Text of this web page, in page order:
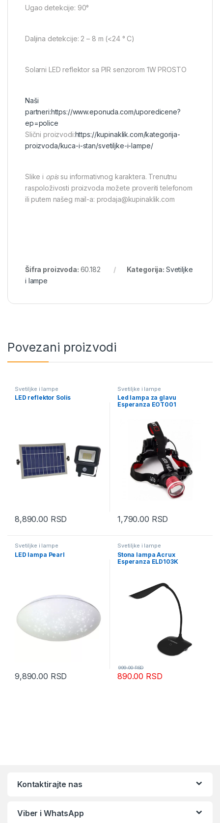
Ugao detekcije: 90°
Daljina detekcije: 2 – 8 m (<24 ° C)
Solarni LED reflektor sa PIR senzorom 1W PROSTO
Naši
partneri:https://www.eponuda.com/uporedicene?
ep=police
Slični proizvodi:https://kupinaklik.com/kategorija-
proizvoda/kuca-i-stan/svetiljke-i-lampe/
Slike i opissu informativnog karaktera. Trenutnu
raspoloživosti proizvoda možete proveriti telefonom
ili putem našeg mail-a: prodaja@kupinaklik.com
Šifra proizvoda: 60.182 Kategorija: Svetiljke
i lampe
Povezani proizvodi
Svetiljke i lampe
LED reflektor Solis
8,890.00 RSD
Svetiljke i lampe
Led lampa za glavu
Esperanza EOT001
1,790.00 RSD
Svetiljke i lampe
LED lampa Pearl
9,890.00 RSD
Svetiljke i lampe
Stona lampa Acrux
Esperanza ELD103K
890.00 RSD
999.00RSD
Kontaktirajte nas
Viber i WhatsApp